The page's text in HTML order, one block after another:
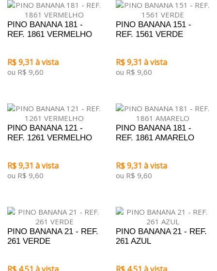
PINO BANANA 181 -
REF. 1861 VERMELHO
R$ 9,31 à vista
ou R$ 9,60
PINO BANANA 151 -
REF. 1561 VERDE
R$ 9,31 à vista
ou R$ 9,60
PINO BANANA 121 -
REF. 1261 VERMELHO
R$ 9,31 à vista
ou R$ 9,60
PINO BANANA 181 -
REF. 1861 AMARELO
R$ 9,31 à vista
ou R$ 9,60
PINO BANANA 21 - REF.
261 VERDE
PINO BANANA 21 - REF.
261 AZUL